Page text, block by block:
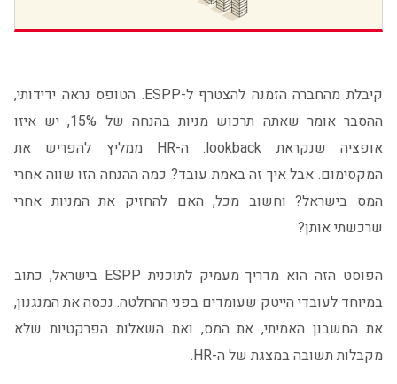
קיבלת מהחברה הזמנה להצטרף ל-ESPP. הטופס נראה ידידותי,
ההסבר אומר שאתה תרכוש מניות בהנחה של 15%, יש איזו
אופציה שנקראת lookback. ה-HR ממליץ להפריש את
המקסימום. אבל איך זה באמת עובד? כמה ההנחה הזו שווה אחרי
המס בישראל? וחשוב מכל, האם להחזיק את המניות אחרי
שרכשתי אותן?
הפוסט הזה הוא מדריך מעמיק לתוכנית ESPP בישראל, כתוב
במיוחד לעובדי הייטק שעומדים בפני ההחלטה. נכסה את המנגנון,
את החשבון האמיתי, את המס, ואת השאלות הפרקטיות שלא
מקבלות תשובה במצגת של ה-HR.